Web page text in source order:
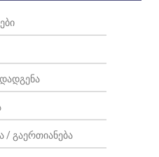
/ ᲒᲐᲔᲠᲗᲘᲐᲜᲔᲑᲐ